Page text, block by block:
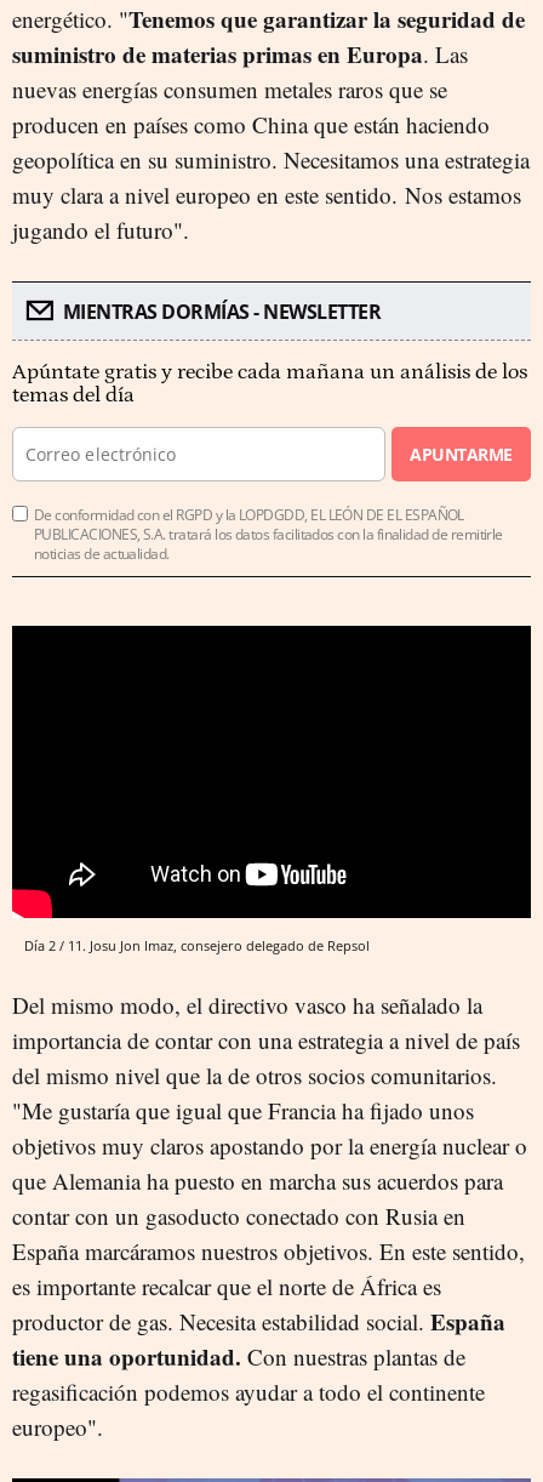
energético. "Tenemos que garantizar la seguridad de
suministro de materias primas en Europa. Las
nuevas energías consumen metales raros que se
producen en países como China que están haciendo
geopolítica en su suministro. Necesitamos una estrategia
muy clara a nivel europeo en este sentido. Nos estamos
jugando el futuro".
MIENTRAS DORMÍAS - NEWSLETTER
Apúntate gratis y recibe cada mañana un análisis de los
temas del día
APUNTARME
De conformidad con el RGPD y la LOPDGDD, EL LEÓN DE EL ESPAÑOL
PUBLICACIONES, S.A. tratará los datos facilitados con la finalidad de remitirle
noticias de actualidad.
Día 2 / 11. Josu Jon Imaz, consejero delegado de Repsol
Del mismo modo, el directivo vasco ha señalado la
importancia de contar con una estrategia a nivel de país
del mismo nivel que la de otros socios comunitarios.
"Me gustaría que igual que Francia ha fijado unos
objetivos muy claros apostando por la energía nuclear o
que Alemania ha puesto en marcha sus acuerdos para
contar con un gasoducto conectado con Rusia en
España marcáramos nuestros objetivos. En este sentido,
es importante recalcar que el norte de África es
productor de gas. Necesita estabilidad social. España
tiene una oportunidad. Con nuestras plantas de
regasificación podemos ayudar a todo el continente
europeo".